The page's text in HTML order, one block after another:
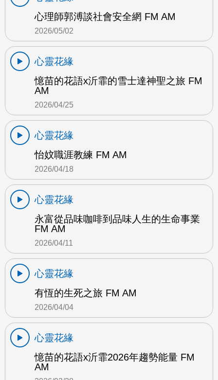
心理師郭溥談社會安全網 FM AM
2026/05/02
心靈花緣
憶苗的花語x沂霏的雪士達神聖之旅 FM
AM
2026/04/25
心靈花緣
怡妏職涯教練 FM AM
2026/04/18
心靈花緣
永富從品味咖啡到品味人生的生命事業
FM AM
2026/04/11
心靈花緣
有恆的生死之旅 FM AM
2026/04/04
心靈花緣
憶苗的花語x沂霏2026年趨勢能量 FM
AM